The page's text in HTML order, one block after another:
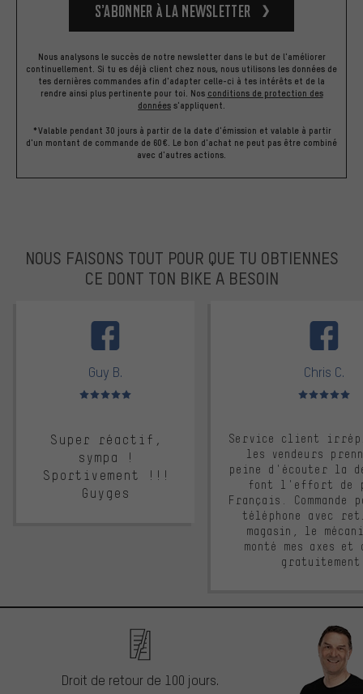
S’abonner à la newsletter
Nous analysons le succès de notre newsletter dans le but de l'améliorer
continuellement. Si tu es déjà client chez nous, nous utilisons les données de
tes dernières commandes afin d'adapter celle-ci à tes intérêts et de la
rendre ainsi plus pertinente pour toi. Nos conditions de protection des
données s'appliquent.
*Valable pendant 30 jours à partir de la date d'émission et valable à partir
d'un montant de commande de 60€. Le bon d'achat ne peut pas être combiné
avec d'autres actions.
NOUS FAISONS TOUT POUR QUE TU OBTIENNES
CE DONT TON BIKE A BESOIN
Guy B.
Note moyenne : 5 sur 5
Super réactif,
sympa !
Sportivement !!!
Guyges
Chris C.
Note moyenne :
Service client
les vendeurs
peine d'écouter la
font l'effort de
Français. Commande
téléphone avec
magasin, le
monté mes axes et
Droit de retour de 100 jours.